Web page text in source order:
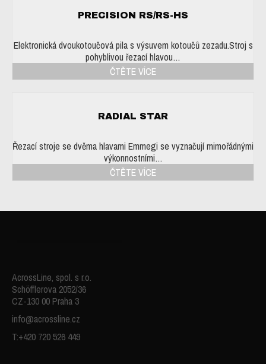
PRECISION RS/RS-HS
Elektronická dvoukotoučová pila s výsuvem kotoučů zezadu.Stroj s
pohyblivou řezací hlavou…
ČTĚTE VÍCE
RADIAL STAR
Řezací stroje se dvěma hlavami Emmegi se vyznačují mimořádnými
výkonnostními…
ČTĚTE VÍCE
AcrossLine, spol. s r.o.
Schöfflerova 2052/36
CZ-130 00 Praha 3
info@acrossline.cz
T:+420 720 526 449